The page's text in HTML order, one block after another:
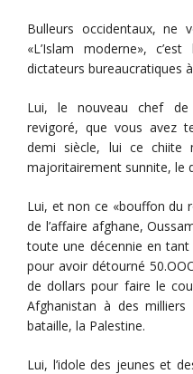
Bulleurs occidentaux, ne
«L’Islam moderne»,
dictateurs bureaucratiques
Lui, le nouveau chef de
revigoré, que vous avez
demi siècle, lui ce chiite
majoritairement sunnite, le
Lui, et non ce «bouffon du
de l’affaire afghane,
toute une décennie en
pour avoir détourné
de dollars pour faire le
Afghanistan à des
bataille, la Palestine.
Lui, l’idole des jeunes et